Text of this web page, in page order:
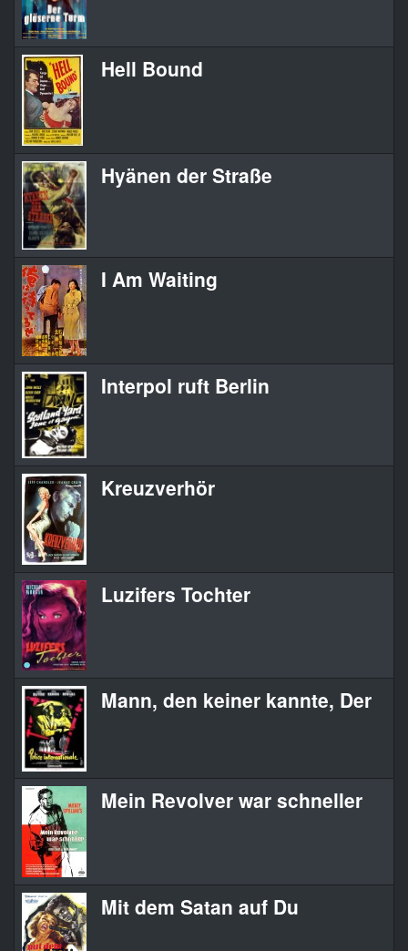
Hell Bound
Hyänen der Straße
I Am Waiting
Interpol ruft Berlin
Kreuzverhör
Luzifers Tochter
Mann, den keiner kannte, Der
Mein Revolver war schneller
Mit dem Satan auf Du